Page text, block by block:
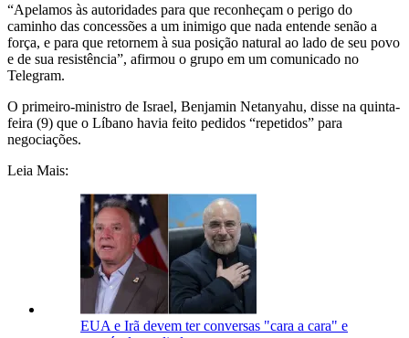
“Apelamos às autoridades para que reconheçam o perigo do
caminho das concessões a um inimigo que nada entende senão a
força, e para que retornem à sua posição natural ao lado de seu povo
e de sua resistência”, afirmou o grupo em um comunicado no
Telegram.
O primeiro-ministro de Israel, Benjamin Netanyahu, disse na quinta-
feira (9) que o Líbano havia feito pedidos “repetidos” para
negociações.
Leia Mais:
EUA e Irã devem ter conversas "cara a cara" e